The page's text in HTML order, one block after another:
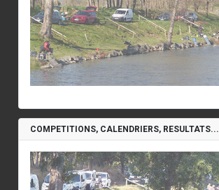
COMPETITIONS, CALENDRIERS, RESULTATS...